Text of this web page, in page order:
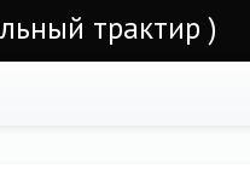
трактир )